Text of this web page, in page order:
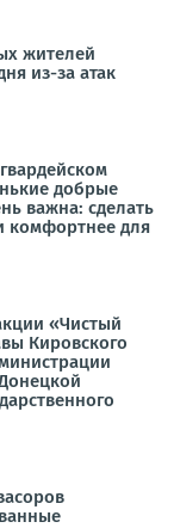
жителей
из-за атак
добрые
важна: сделать
комфортнее для
«Чистый
Кировского